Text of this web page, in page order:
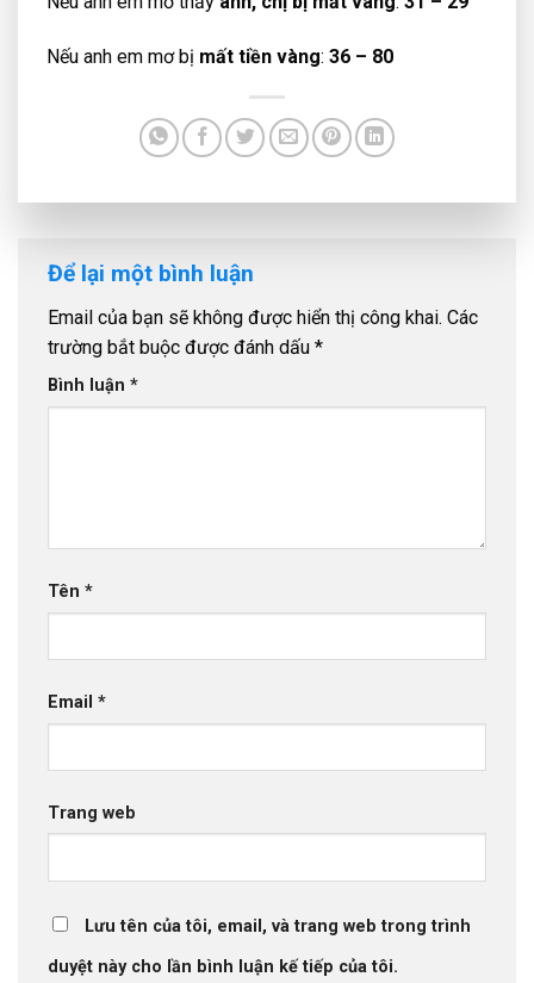
Nếu anh em mơ bị mất tiền vàng: 36 – 80
Để lại một bình luận
Email của bạn sẽ không được hiển thị công khai. Các
trường bắt buộc được đánh dấu *
Bình luận *
Tên *
Email *
Trang web
Lưu tên của tôi, email, và trang web trong trình
duyệt này cho lần bình luận kế tiếp của tôi.